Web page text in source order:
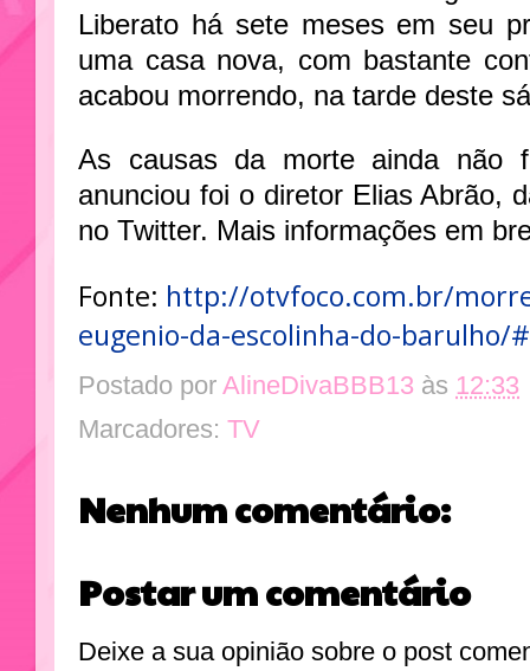
Liberato há sete meses em seu
uma casa nova, com bastante
acabou morrendo, na tarde deste
As causas da morte ainda não
anunciou foi o diretor Elias Abrão,
no Twitter. Mais informações em
Fonte: http://otvfoco.com.br/
eugenio-da-escolinha-do-barulho/
Postado por AlineDivaBBB13 às 12:33
Marcadores: TV
Nenhum comentário:
Postar um comentário
Deixe a sua opinião sobre o post